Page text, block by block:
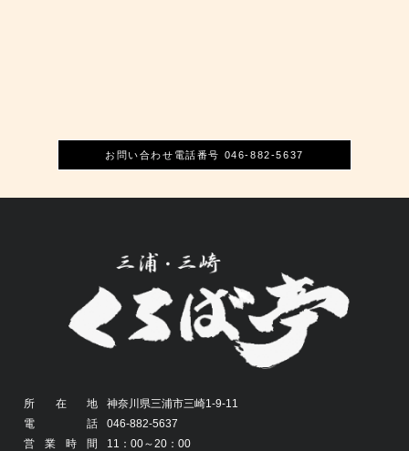
お問い合わせ電話番号 046-882-5637
所在地
神奈川県三浦市三崎1-9-11
電話
046-882-5637
営業時間
11：00～20：00